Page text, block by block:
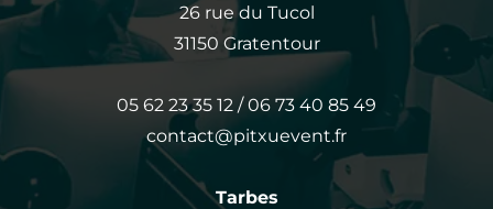
26 rue du Tucol
31150 Gratentour
05 62 23 35 12 / 06 73 40 85 49
contact@pitxuevent.fr
Tarbes